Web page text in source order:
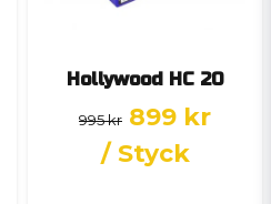
Hollywood HC 20
995 kr 899 kr
/ Styck